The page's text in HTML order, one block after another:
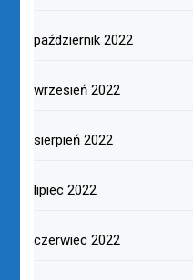
październik 2022
wrzesień 2022
sierpień 2022
lipiec 2022
czerwiec 2022